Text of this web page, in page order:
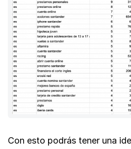
Con esto podrás tener una